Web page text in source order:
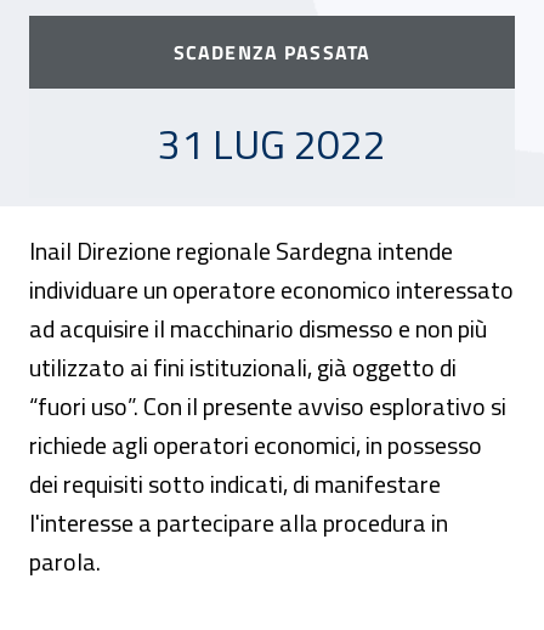
SCADENZA PASSATA
31 LUGLIO 2022
31 LUG 2022
Inail Direzione regionale Sardegna intende
individuare un operatore economico interessato
ad acquisire il macchinario dismesso e non più
utilizzato ai fini istituzionali, già oggetto di
“fuori uso”. Con il presente avviso esplorativo si
richiede agli operatori economici, in possesso
dei requisiti sotto indicati, di manifestare
l'interesse a partecipare alla procedura in
parola.